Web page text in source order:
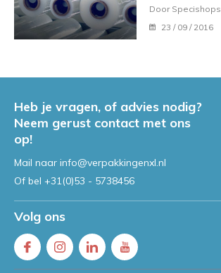
Door Specishops
23 / 09 / 2016
Heb je vragen, of advies nodig?
Neem gerust contact met ons
op!
Mail naar info@verpakkingenxl.nl
Of bel +31(0)53 - 5738456
Volg ons